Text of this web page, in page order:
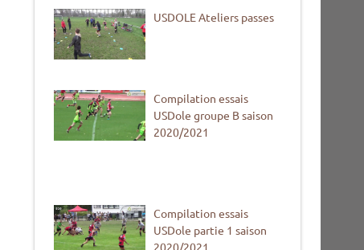
USDOLE Ateliers passes
Compilation essais
USDole groupe B saison
2020/2021
Compilation essais
USDole partie 1 saison
2020/2021